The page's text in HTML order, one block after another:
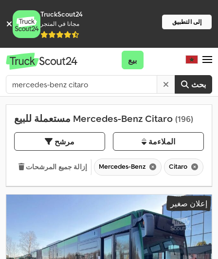
TruckScout24
مجانا في المتجر إلى التطبيق
بحث
بيع
مستعملة للبيع Mercedes-Benz Citaro (196)
مرشح الملاءمة
إزالة جميع المرشحات Mercedes-Benz Citaro
إعلان صغير